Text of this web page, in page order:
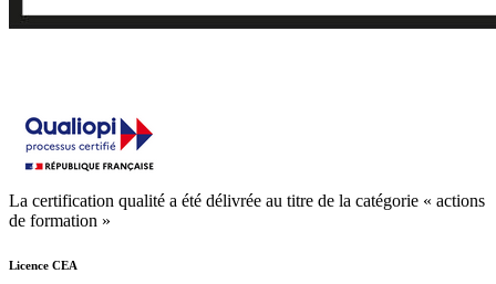
La certification qualité a été délivrée au titre de la catégorie « actions
de formation »
Licence CEA